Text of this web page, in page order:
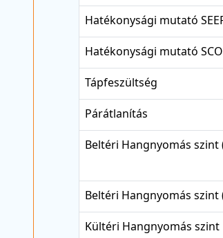
Hatékonysági mutató
Hatékonysági mutató
Tápfeszültség
Párátlanítás
Beltéri Hangnyomás szint
Beltéri Hangnyomás szint
Kültéri Hangnyomás szint